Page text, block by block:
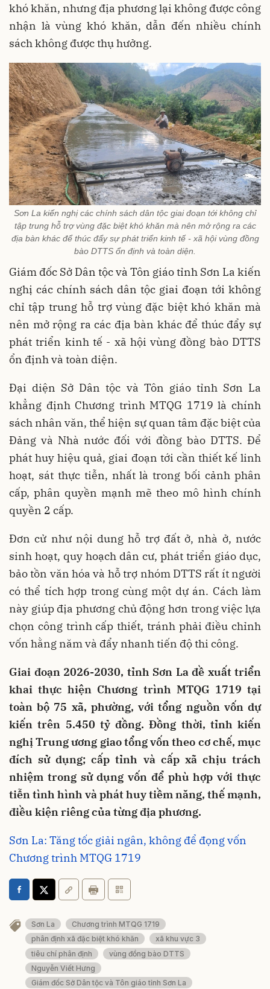
khó khăn, nhưng địa phương lại không được công
nhận là vùng khó khăn, dẫn đến nhiều chính
sách không được thụ hưởng.
Sơn La kiến nghị các chính sách dân tộc giai đoạn tới không chỉ
tập trung hỗ trợ vùng đặc biệt khó khăn mà nên mở rộng ra các
địa bàn khác để thúc đẩy sự phát triển kinh tế - xã hội vùng đồng
bào DTTS ổn định và toàn diện.
Giám đốc Sở Dân tộc và Tôn giáo tỉnh Sơn La kiến
nghị các chính sách dân tộc giai đoạn tới không
chỉ tập trung hỗ trợ vùng đặc biệt khó khăn mà
nên mở rộng ra các địa bàn khác để thúc đẩy sự
phát triển kinh tế - xã hội vùng đồng bào DTTS
ổn định và toàn diện.
Đại diện Sở Dân tộc và Tôn giáo tỉnh Sơn La
khẳng định Chương trình MTQG 1719 là chính
sách nhân văn, thể hiện sự quan tâm đặc biệt của
Đảng và Nhà nước đối với đồng bào DTTS. Để
phát huy hiệu quả, giai đoạn tới cần thiết kế linh
hoạt, sát thực tiễn, nhất là trong bối cảnh phân
cấp, phân quyền mạnh mẽ theo mô hình chính
quyền 2 cấp.
Đơn cử như nội dung hỗ trợ đất ở, nhà ở, nước
sinh hoạt, quy hoạch dân cư, phát triển giáo dục,
bảo tồn văn hóa và hỗ trợ nhóm DTTS rất ít người
có thể tích hợp trong cùng một dự án. Cách làm
này giúp địa phương chủ động hơn trong việc lựa
chọn công trình cấp thiết, tránh phải điều chỉnh
vốn hằng năm và đẩy nhanh tiến độ thi công.
Giai đoạn 2026-2030, tỉnh Sơn La đề xuất triển
khai thực hiện Chương trình MTQG 1719 tại
toàn bộ 75 xã, phường, với tổng nguồn vốn dự
kiến trên 5.450 tỷ đồng. Đồng thời, tỉnh kiến
nghị Trung ương giao tổng vốn theo cơ chế, mục
đích sử dụng; cấp tỉnh và cấp xã chịu trách
nhiệm trong sử dụng vốn để phù hợp với thực
tiễn tình hình và phát huy tiềm năng, thế mạnh,
điều kiện riêng của từng địa phương.
Sơn La: Tăng tốc giải ngân, không để đọng vốn
Chương trình MTQG 1719
Sơn La
Chương trình MTQG 1719
phân định xã đặc biệt khó khăn
xã khu vực 3
tiêu chí phân định
vùng đồng bào DTTS
Nguyễn Viết Hưng
Giám đốc Sở Dân tộc và Tôn giáo tỉnh Sơn La